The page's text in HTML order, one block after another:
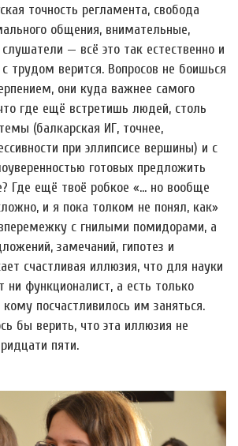
точность регламента, свобода
общения, внимательные,
— всё это так естественно и
трудом верится. Вопросов не боишься
они куда важнее самого
где ещё встретишь людей, столь
(балкарская ИГ, точнее,
при эллипсисе вершины) и с
готовых предложить
Где ещё твоё робкое «… но вообще
и я пока толком не понял, как»
с гнилыми помидорами, а
замечаний, гипотез и
счастливая иллюзия, что для науки
ни функционалист, а есть только
посчастливилось им заняться.
бы верить, что эта иллюзия не
пяти.